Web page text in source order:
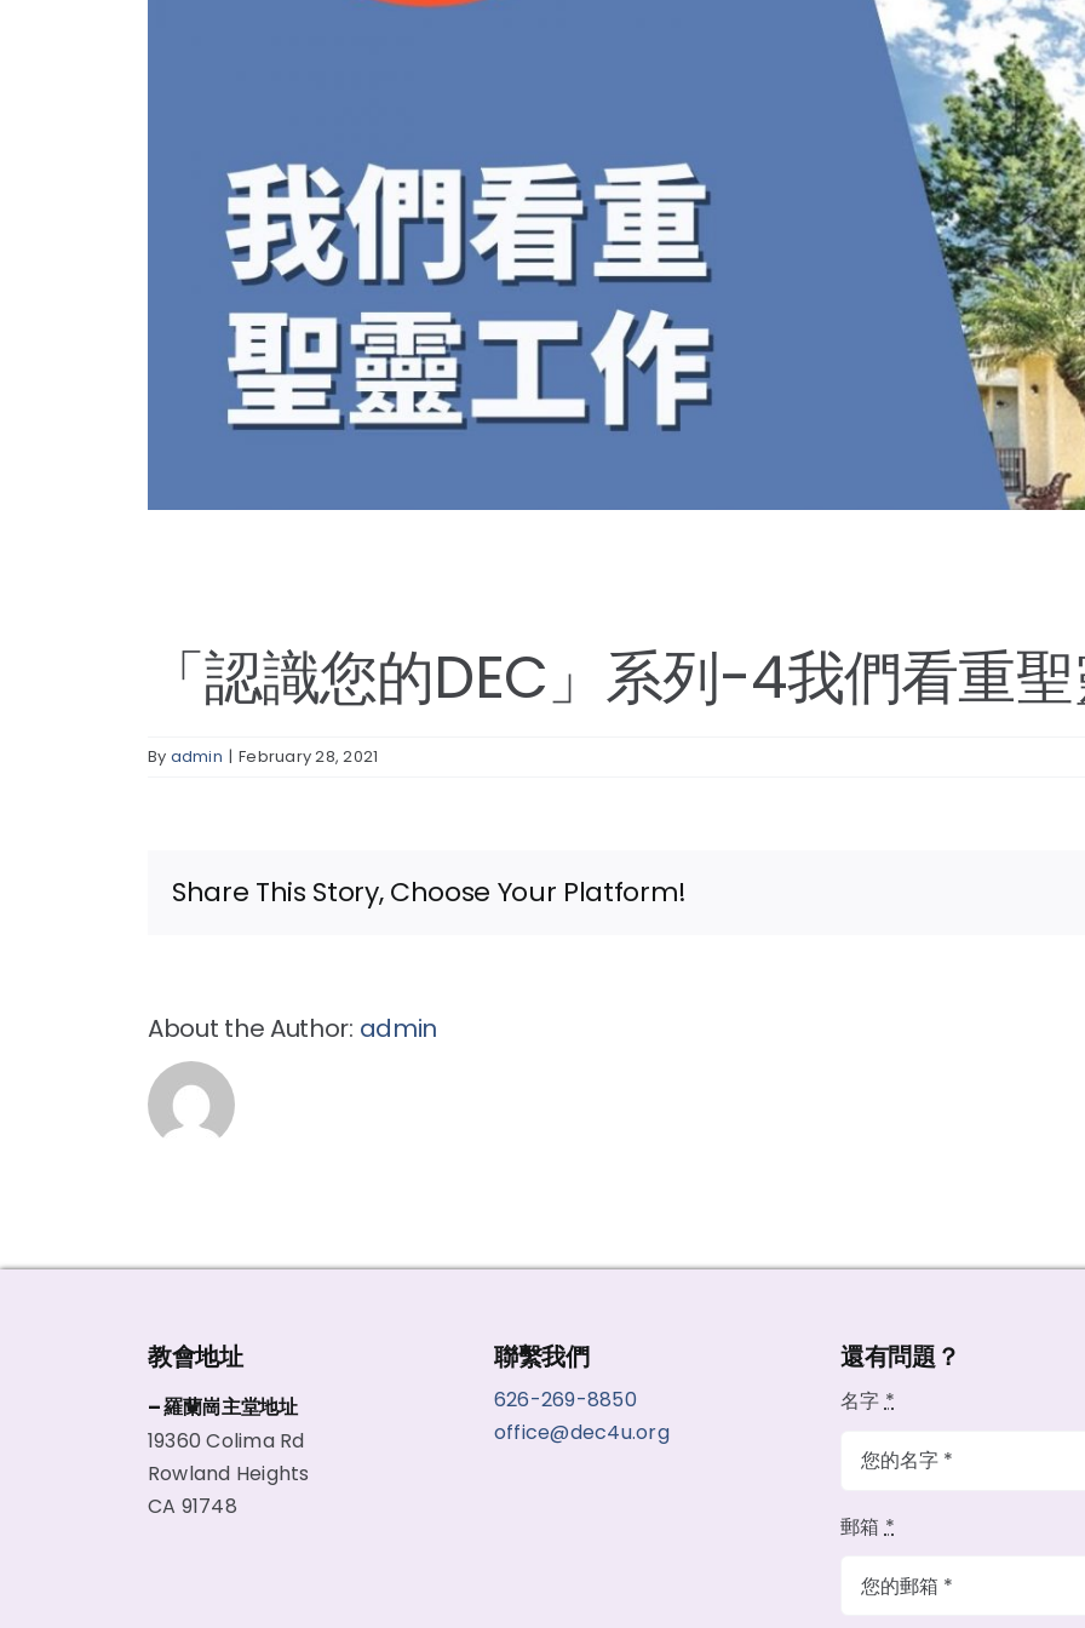
「認識您的DEC」系列-4我們看重
By admin | February 28, 2021
Share This Story, Choose Your Platform!
About the Author: admin
教會地址
– 羅蘭崗主堂地址
19360 Colima Rd
Rowland Heights
CA 91748
聯繫我們
626-269-8850
office@dec4u.org
還有問題？
名字*
郵箱*